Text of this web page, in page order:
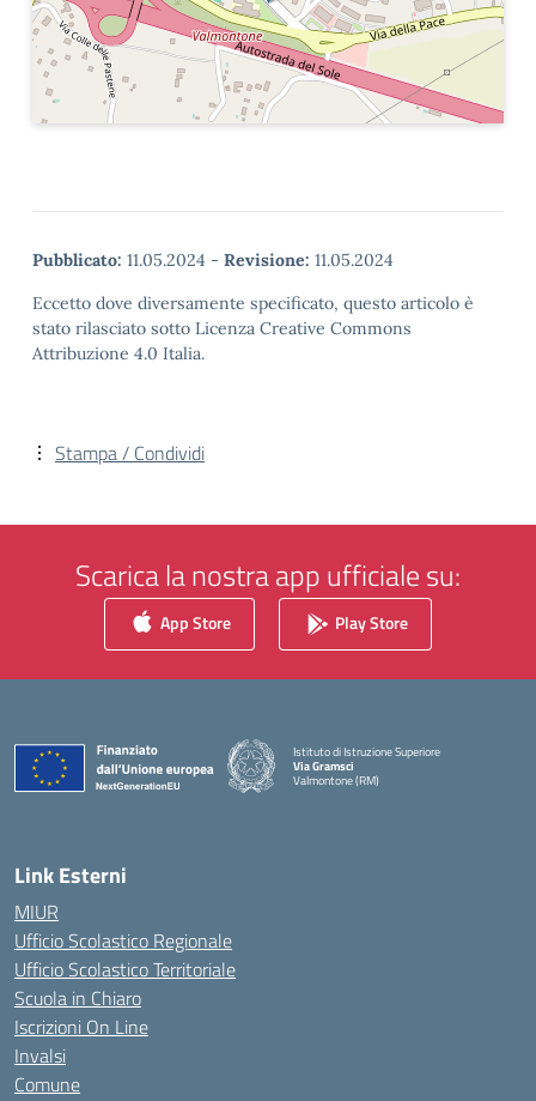
Pubblicato: 11.05.2024 - Revisione: 11.05.2024
Eccetto dove diversamente specificato, questo articolo è
stato rilasciato sotto Licenza Creative Commons
Attribuzione 4.0 Italia.
Stampa / Condividi
Scarica la nostra app ufficiale su:
App Store Play Store
Istituto di Istruzione Superiore
Via Gramsci
Valmontone (RM)
Link Esterni
MIUR
Ufficio Scolastico Regionale
Ufficio Scolastico Territoriale
Scuola in Chiaro
Iscrizioni On Line
Invalsi
Comune